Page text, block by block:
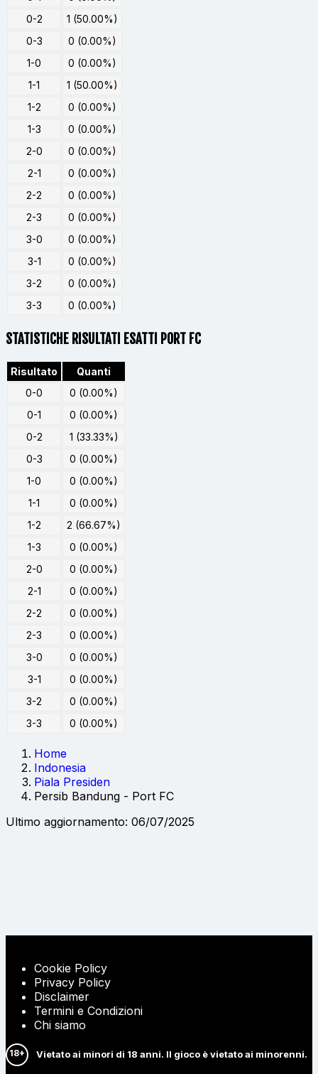
0-2
1 (50.00%)
0-3
0 (0.00%)
1-0
0 (0.00%)
1-1
1 (50.00%)
1-2
0 (0.00%)
1-3
0 (0.00%)
2-0
0 (0.00%)
2-1
0 (0.00%)
2-2
0 (0.00%)
2-3
0 (0.00%)
3-0
0 (0.00%)
3-1
0 (0.00%)
3-2
0 (0.00%)
3-3
0 (0.00%)
STATISTICHE RISULTATI ESATTI PORT FC
Risultato
Quanti
0-0
0 (0.00%)
0-1
0 (0.00%)
0-2
1 (33.33%)
0-3
0 (0.00%)
1-0
0 (0.00%)
1-1
0 (0.00%)
1-2
2 (66.67%)
1-3
0 (0.00%)
2-0
0 (0.00%)
2-1
0 (0.00%)
2-2
0 (0.00%)
2-3
0 (0.00%)
3-0
0 (0.00%)
3-1
0 (0.00%)
3-2
0 (0.00%)
3-3
0 (0.00%)
Home
Indonesia
Piala Presiden
Persib Bandung - Port FC
Ultimo aggiornamento: 06/07/2025
Cookie Policy
Privacy Policy
Disclaimer
Termini e Condizioni
Chi siamo
18+ Vietato ai minori di 18 anni. Il gioco è vietato ai minorenni.